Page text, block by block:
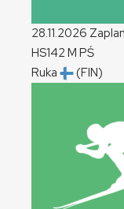
28.11.2026
HS142M PŚ
Ruka
(FIN)